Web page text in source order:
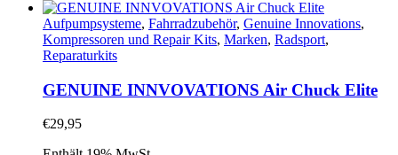
Aufpumpsysteme, Fahrradzubehör, Genuine Innovations,
Kompressoren und Repair Kits, Marken, Radsport,
Reparaturkits
GENUINE INNVOVATIONS Air Chuck Elite
€29,95